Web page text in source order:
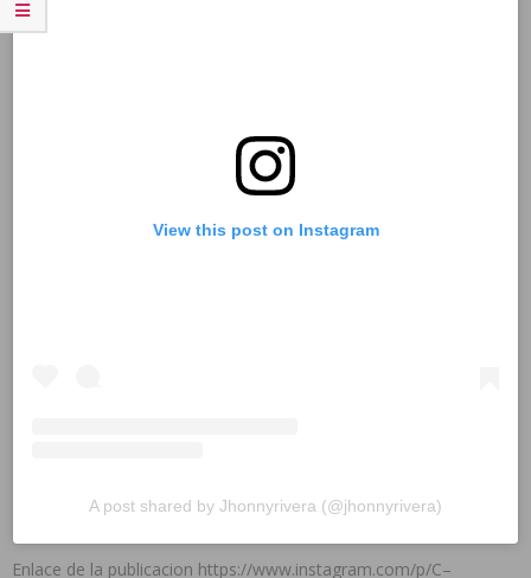
View this post on Instagram
A post shared by Jhonnyrivera (@jhonnyrivera)
Enlace de la publicacion https://www.instagram.com/p/C–